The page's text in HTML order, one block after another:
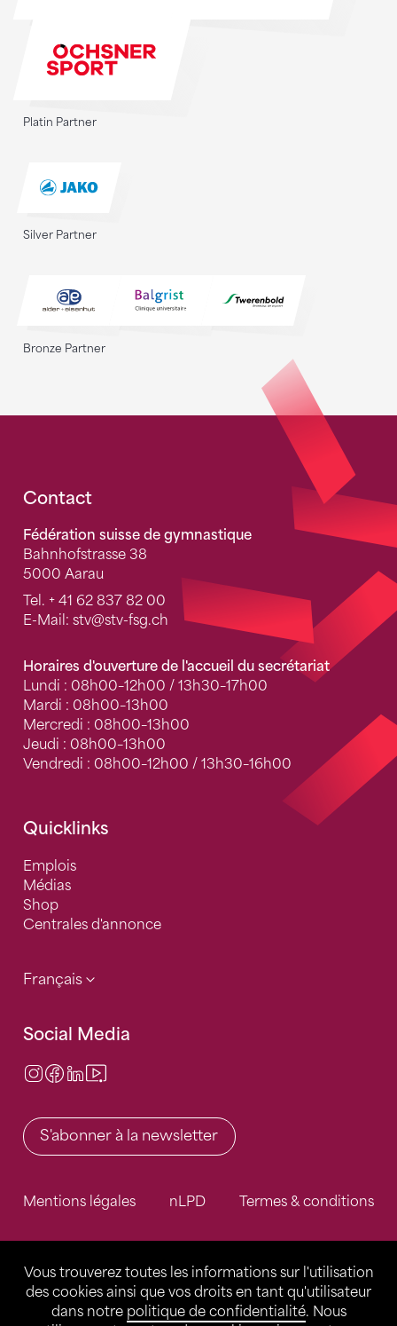
Vous trouverez toutes les informations sur l'utilisation
des cookies ainsi que vos droits en tant qu'utilisateur
dans notre politique de confidentialité. Nous
Platin Partner
Silver Partner
Bronze Partner
Fusszeile
Contact
Fédération suisse de gymnastique
Bahnhofstrasse 38
5000 Aarau
Tel. + 41 62 837 82 00
E-Mail: stv@stv-fsg.ch
Horaires d'ouverture de l'accueil du secrétariat
Lundi : 08h00–12h00 / 13h30–17h00
Mardi : 08h00–13h00
Mercredi : 08h00–13h00
Jeudi : 08h00–13h00
Vendredi : 08h00–12h00 / 13h30–16h00
Quicklinks
Emplois
Médias
Shop
Centrales d'annonce
Français
Social Media
Instagram
Facebook
LinkedIn
S'abonner à la newsletter
Mentions légales nLPD Termes & conditions